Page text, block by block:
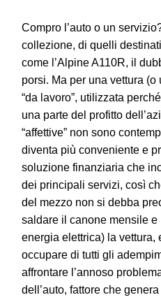
Compro l’auto o un
collezione, di quelli
come l’Alpine A110R, il
porsi. Ma per una vettura
“da lavoro”, utilizzata
una parte del profitto
“affettive” non sono
diventa più conveniente e
soluzione finanziaria che
dei principali servizi, così
del mezzo non si debba
saldare il canone mensile
energia elettrica) la vettura,
occupare di tutti gli
affrontare l’annoso
dell’auto, fattore che